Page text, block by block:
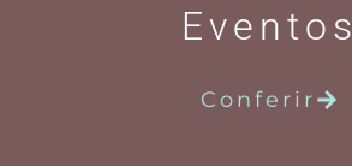
Eventos
Conferir